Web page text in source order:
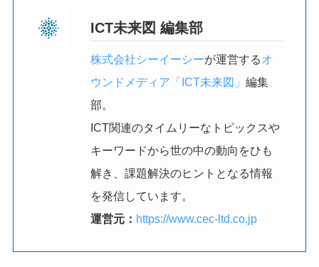
ICT未来図 編集部
株式会社シーイーシーが運営するオ
ウンドメディア「ICT未来図」編集
部。
ICT関連のタイムリーなトピックスや
キーワードから世の中の動向をひも
解き、課題解決のヒントとなる情報
を発信しています。
運営元： https://www.cec-ltd.co.jp